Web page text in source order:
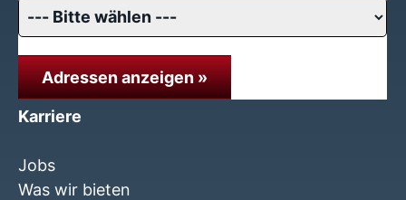
Adressen anzeigen »
Karriere
Jobs
Was wir bieten